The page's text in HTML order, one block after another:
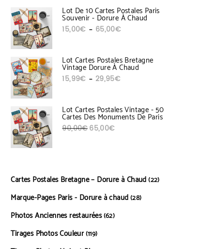
Lot De 10 Cartes Postales Paris
Souvenir - Dorure À Chaud
15,00€ – 65,00€Plage de prix : 15,00€ à 65,00€
Lot Cartes Postales Bretagne
Vintage Dorure À Chaud
15,99€ – 29,95€Plage de prix : 15,99€ à 29,95€
Lot Cartes Postales Vintage - 50
Cartes Des Monuments De Paris
90,00€Le prix initial était : 90,00€.
65,00€Le prix actuel est : 65,00€.
Cartes Postales Bretagne – Dorure à Chaud 2222 produits
Marque-Pages Paris - Dorure à chaud 2828 produits
Photos Anciennes restaurées 6262 produits
Tirages Photos Couleur 119119 produits